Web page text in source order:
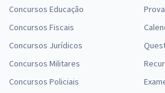
Concursos Educação
Concursos Fiscais
Concursos Jurídicos
Concursos Militares
Concursos Policiais